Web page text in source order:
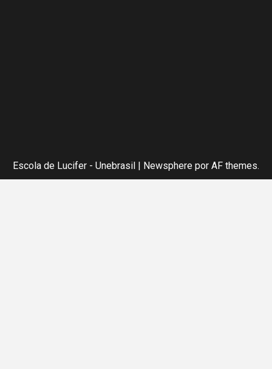
Escola de Lucifer - Unebrasil Newsphere por AF themes.